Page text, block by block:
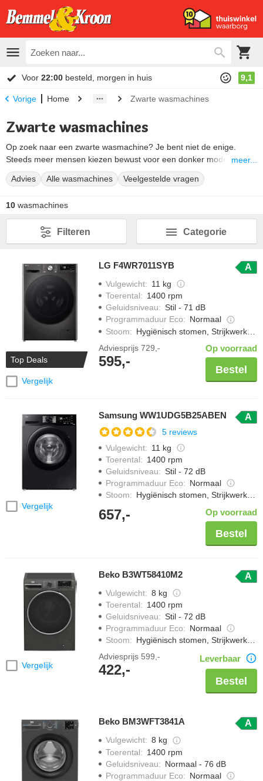
Voor 22:00 besteld, morgen in huis 9,1
Vorige Home Zwarte wasmachines
Zwarte wasmachines
Op zoek naar een zwarte wasmachine? Je bent niet de enige.
Steeds meer mensen kiezen bewust voor een donker model in
plaats van het standaard wit. Logisch, want een zwarte
wasmachine oogt luxe en geeft je wasruimte een verzorgde
antraciet en donkergrijs (manhattan grey), plus advies om de juiste
te kiezen.
Goed om te weten: wasmachines vallen onder witgoed, maar wit
ingeburgerd, maakt de wasmachine in het zwart nu een flinke
inhaalslag.
meer...
Advies Alle wasmachines Veelgestelde vragen
10 wasmachines
Categorie
Filteren
Top Deals
Vergelijk
LG F4WR7011SYB A
Vulgewicht: 11 kg
Toerental: 1400 rpm
Geluidsniveau: Stil - 71 dB
Programmaduur Eco: Normaal
Stoom: Hygiënisch stomen, Strijkwerk verminderen
Adviesprijs 729,-
595,-
Op voorraad
Bestel
Vergelijk
Samsung WW1UDG5B25ABEN A
5 reviews
Vulgewicht: 11 kg
Toerental: 1400 rpm
Geluidsniveau: Stil - 72 dB
Programmaduur Eco: Normaal
Stoom: Hygiënisch stomen, Strijkwerk verminderen
657,- Op voorraad
Bestel
Vergelijk
Beko B3WT58410M2 A
Vulgewicht: 8 kg
Toerental: 1400 rpm
Geluidsniveau: Stil - 72 dB
Programmaduur Eco: Normaal
Stoom: Hygiënisch stomen, Strijkwerk verminderen, Vlekken verwijderen met stoom, Opfrissen met stoom
Adviesprijs 599,-
422,-
Leverbaar
Bestel
Beko BM3WFT3841A A
Vulgewicht: 8 kg
Toerental: 1400 rpm
Geluidsniveau: Normaal - 76 dB
Programmaduur Eco: Normaal